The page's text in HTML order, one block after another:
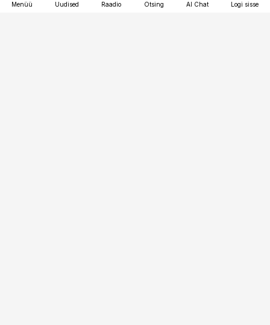
Menüü Uudised Raadio Otsing AI Chat Logi sisse